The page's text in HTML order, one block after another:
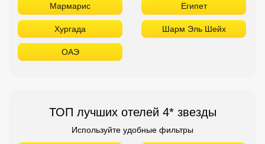
Мармарис Египет
Хургада Шарм Эль Шейх
ОАЭ
ТОП лучших отелей 4* звезды
Используйте удобные фильтры